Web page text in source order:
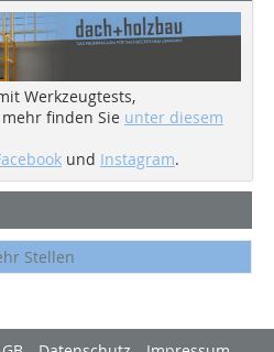
Werkzeugtests,
finden Sie unter diesem
und Instagram.
Stellen